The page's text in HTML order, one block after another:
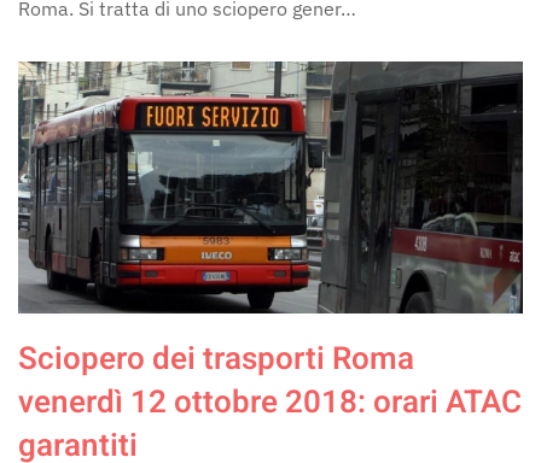
Roma. Si tratta di uno sciopero gener…
Sciopero dei trasporti Roma
venerdì 12 ottobre 2018: orari ATAC
garantiti